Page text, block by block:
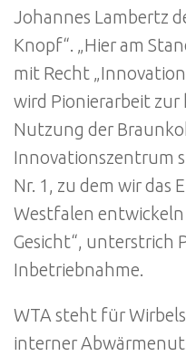
Johannes Lambertz
Knopf“. „Hier am
mit Recht
wird Pionierarbeit zur
Nutzung der
Innovationszentrum
Nr. 1, zu dem wir das
Westfalen
Gesicht“, unterstrich
Inbetriebnahme.
WTA steht für
interner